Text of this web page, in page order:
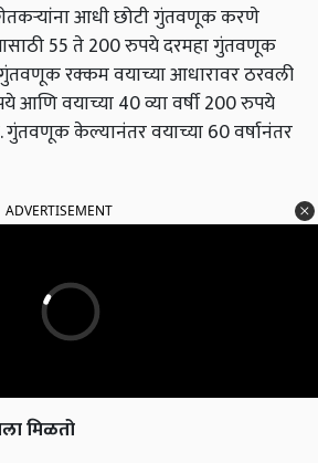
आधी छोटी गुंतवणूक करणे
55 ते 200 रुपये दरमहा गुंतवणूक
रक्कम वयाच्या आधारावर ठरवली
आणि वयाच्या 40 व्या वर्षी 200 रुपये
केल्यानंतर वयाच्या 60 वर्षानंतर
ADVERTISEMENT
मिळतो